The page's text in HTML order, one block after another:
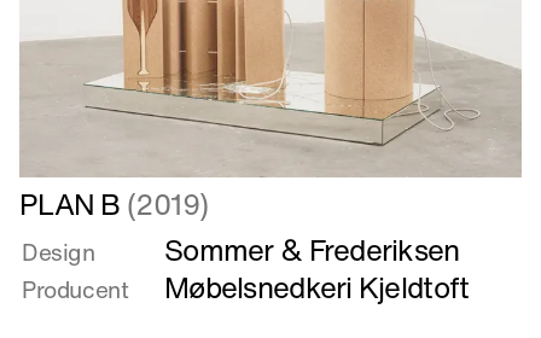
Læs
mere
om
PLAN
B
PLAN B(2019)
Design Sommer & Frederiksen
Producent Møbelsnedkeri Kjeldtoft